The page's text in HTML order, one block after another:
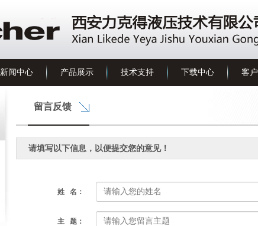
新闻中心 产品展示 技术支持 下载中心 客
留言反馈
请填写以下信息，以便提交您的意见！
姓 名：
主 题：